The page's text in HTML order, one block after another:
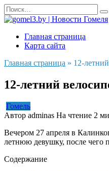
Перейти
к
содержанию
Search
for:
Главная страница
Карта сайта
Главная страница » 12-
12-летний
Гомель
Автор adminas На чтение 2
Вечером 27 апреля в
летнюю девушку, после чего
Содержание